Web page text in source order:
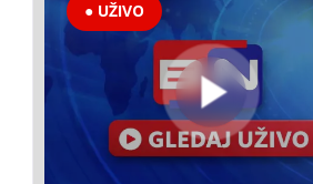
● UŽIVO